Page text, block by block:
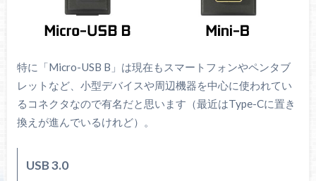
特に「Micro-USB B」は現在もスマートフォンやペンタブ
レットなど、小型デバイスや周辺機器を中心に使われてい
るコネクタなので有名だと思います（最近はType-Cに置き
換えが進んでいるけれど）。
USB 3.0